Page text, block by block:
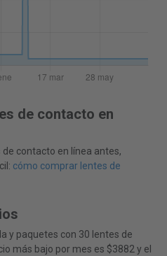
de contacto en
contacto en línea antes,
cómo comprar lentes de
y paquetes con 30 lentes de
más bajo por mes es $3882 y el